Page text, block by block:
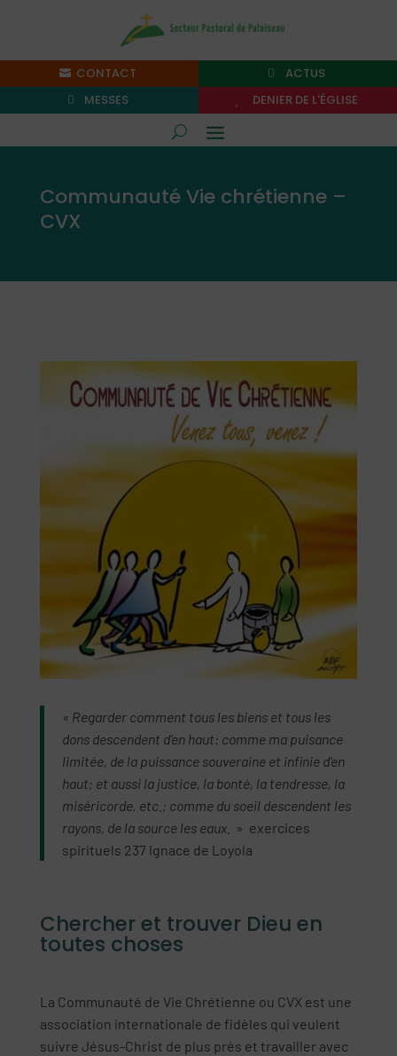
CONTACT
ACTUS
MESSES
DENIER DE L'ÉGLISE
Communauté Vie chrétienne –
CVX
« Regarder comment tous les biens et tous les
dons descendent d’en haut: comme ma puisance
limitée, de la puissance souveraine et infinie d’en
haut; et aussi la justice, la bonté, la tendresse, la
miséricorde, etc.; comme du soeil descendent les
rayons, de la source les eaux.
» exercices
spirituels 237 Ignace de Loyola
Chercher et trouver Dieu en
toutes choses
La Communauté de Vie Chrétienne ou CVX est une
association internationale de fidèles qui veulent
suivre Jésus-Christ de plus près et travailler avec